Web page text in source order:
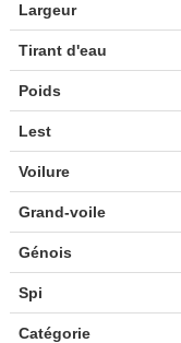
Largeur
Tirant d'eau
Poids
Lest
Voilure
Grand-voile
Génois
Spi
Catégorie